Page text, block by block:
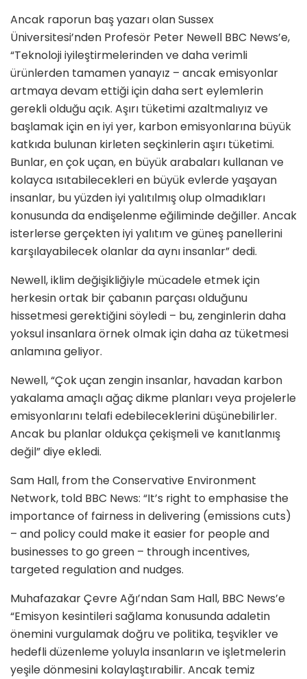
Ancak raporun baş yazarı olan Sussex
Üniversitesi’nden Profesör Peter Newell BBC News’e,
“Teknoloji iyileştirmelerinden ve daha verimli
ürünlerden tamamen yanayız – ancak emisyonlar
artmaya devam ettiği için daha sert eylemlerin
gerekli olduğu açık. Aşırı tüketimi azaltmalıyız ve
başlamak için en iyi yer, karbon emisyonlarına büyük
katkıda bulunan kirleten seçkinlerin aşırı tüketimi.
Bunlar, en çok uçan, en büyük arabaları kullanan ve
kolayca ısıtabilecekleri en büyük evlerde yaşayan
insanlar, bu yüzden iyi yalıtılmış olup olmadıkları
konusunda da endişelenme eğiliminde değiller. Ancak
isterlerse gerçekten iyi yalıtım ve güneş panellerini
karşılayabilecek olanlar da aynı insanlar” dedi.
Newell, iklim değişikliğiyle mücadele etmek için
herkesin ortak bir çabanın parçası olduğunu
hissetmesi gerektiğini söyledi – bu, zenginlerin daha
yoksul insanlara örnek olmak için daha az tüketmesi
anlamına geliyor.
Newell, “Çok uçan zengin insanlar, havadan karbon
yakalama amaçlı ağaç dikme planları veya projelerle
emisyonlarını telafi edebileceklerini düşünebilirler.
Ancak bu planlar oldukça çekişmeli ve kanıtlanmış
değil” diye ekledi.
Sam Hall, from the Conservative Environment
Network, told BBC News: “It’s right to emphasise the
importance of fairness in delivering (emissions cuts)
– and policy could make it easier for people and
businesses to go green – through incentives,
targeted regulation and nudges.
Muhafazakar Çevre Ağı’ndan Sam Hall, BBC News’e
“Emisyon kesintileri sağlama konusunda adaletin
önemini vurgulamak doğru ve politika, teşvikler ve
hedefli düzenleme yoluyla insanların ve işletmelerin
yeşile dönmesini kolaylaştırabilir. Ancak temiz